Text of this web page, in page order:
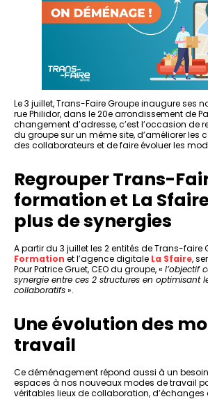
Le 3 juillet, Trans-Faire Groupe inaugure ses
rue Philidor, dans le 20e arrondissement de
changement d’adresse, c’est l’occasion de
du groupe sur un même site, d’améliorer les
des collaborateurs et de faire évoluer les
Regrouper Trans-
formation et La
plus de synergies
A partir du 3 juillet les 2 entités de Trans-faire
Formation et l’agence digitale La Sfaire,
Pour Patrice Gruet, CEO du groupe, « l’objectif
synergie entre ces 2 structures en optimisant
collaboratifs».
Une évolution des
travail
Ce déménagement répond aussi à un
espaces à nos nouveaux modes de travail
véritables lieux de collaboration, d’échanges